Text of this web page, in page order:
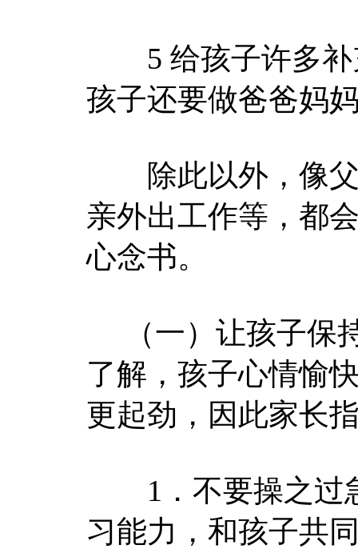
5 给孩子许多补
孩子还要做爸爸妈
除此以外，像父
亲外出工作等，都
心念书。
（一）让孩子保
了解，孩子心情愉
更起劲，因此家长
1．不要操之过
习能力，和孩子共